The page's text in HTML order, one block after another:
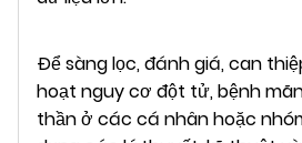
Để sàng lọc, đánh giá, can
hoạt nguy cơ đột tử, bệnh
thần ở các cá nhân hoặc